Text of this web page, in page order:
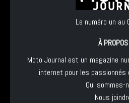
Le numéro un au
À PROPOS
Moto Journal est un magazine
internet pour les passionnés
Qui sommes-
Nous